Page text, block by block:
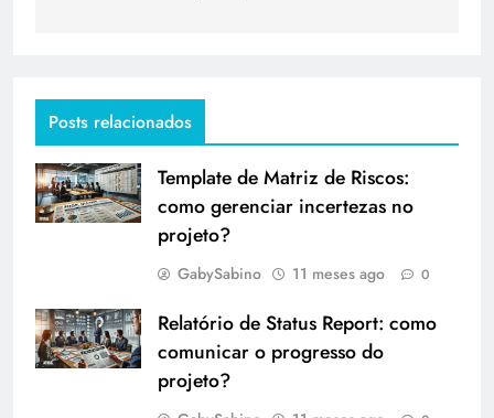
Posts relacionados
Template de Matriz de Riscos:
como gerenciar incertezas no
projeto?
GabySabino 11 meses ago 0
Relatório de Status Report: como
comunicar o progresso do
projeto?